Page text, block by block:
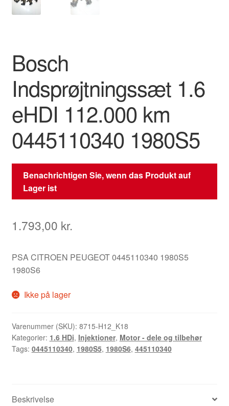
Bosch
Indsprøjtningssæt 1.6
eHDI 112.000 km
0445110340 1980S5
Benachrichtigen Sie, wenn das Produkt auf
Lager ist
1.793,00 kr.
PSA CITROEN PEUGEOT 0445110340 1980S5
1980S6
Ikke på lager
Varenummer (SKU): 8715-H12_K18
Kategorier: 1.6 HDi, Injektioner, Motor - dele og tilbehør
Tags: 0445110340, 1980S5, 1980S6, 445110340
Beskrivelse